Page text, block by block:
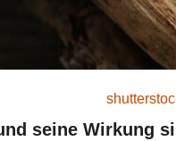
seine Wirkung